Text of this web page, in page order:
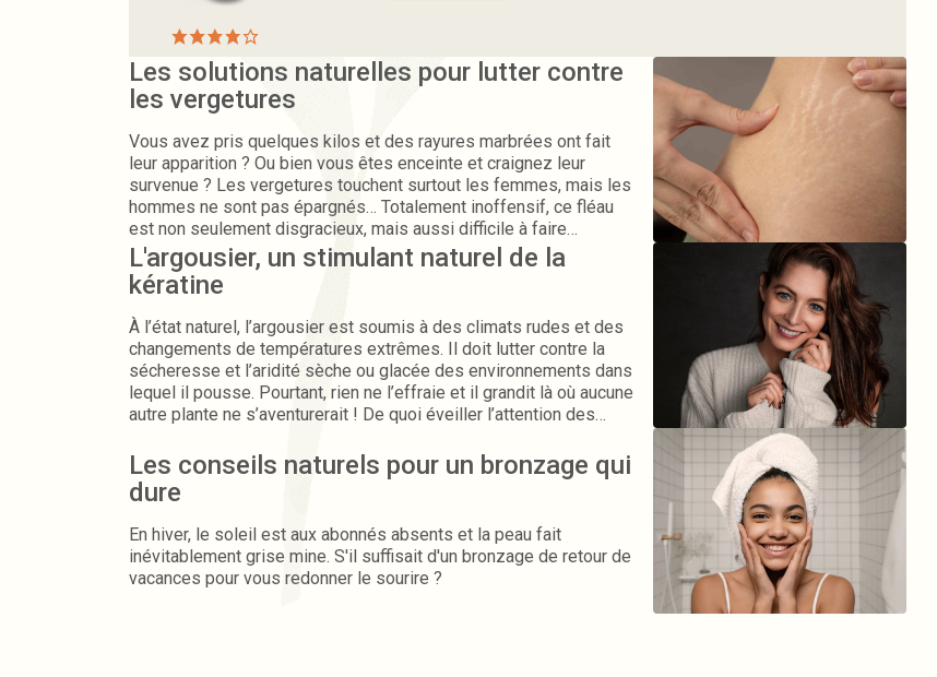
Les solutions naturelles pour lutter contre
les vergetures
Vous avez pris quelques kilos et des rayures marbrées ont fait
leur apparition ? Ou bien vous êtes enceinte et craignez leur
survenue ? Les vergetures touchent surtout les femmes, mais les
hommes ne sont pas épargnés… Totalement inoffensif, ce fléau
est non seulement disgracieux, mais aussi difficile à faire
disparaître. La Maison de l’Argousier lève le voile sur les
vergetures et vous aide à garder une peau ferme et éclatante de
santé.
L'argousier, un stimulant naturel de la
kératine
À l’état naturel, l’argousier est soumis à des climats rudes et des
changements de températures extrêmes. Il doit lutter contre la
sécheresse et l’aridité sèche ou glacée des environnements dans
lequel il pousse. Pourtant, rien ne l’effraie et il grandit là où aucune
autre plante ne s’aventurerait ! De quoi éveiller l’attention des
particulièrement résistante pour comprendre son mécanisme. Les
cheveux comme la peau bénéficient particulièrement de ses
bienfaits.
Les conseils naturels pour un bronzage qui
dure
En hiver, le soleil est aux abonnés absents et la peau fait
inévitablement grise mine. S'il suffisait d'un bronzage de retour de
vacances pour vous redonner le sourire ?